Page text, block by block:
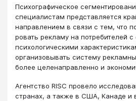
Психографическое
специалистам представля­ется
направлением в связи с тем, что
ровать рекламу на потребителей
психологическими
организовывать систему
более це­ленаправленно и
Агентство RISC провело
странах, а также в США, Канаде и